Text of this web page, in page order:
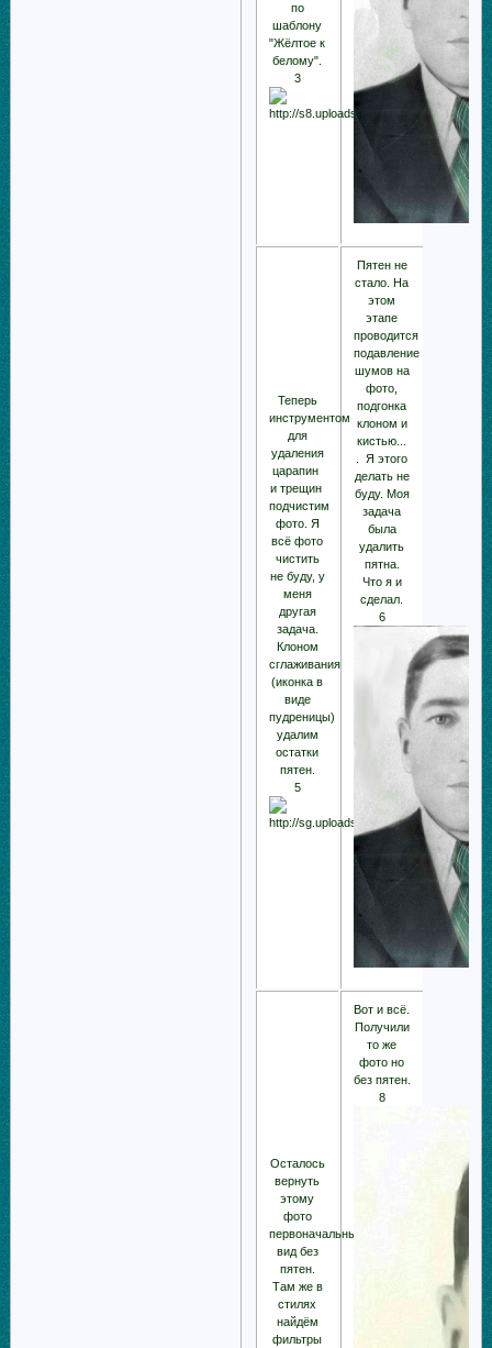
по
шаблону
"Жёлтое к
белому".
3
Теперь
инструментом
для
удаления
царапин
и трещин
подчистим
фото. Я
всё фото
чистить
не буду, у
меня
другая
задача.
Клоном
сглаживания
(иконка в
виде
пудреницы)
удалим
остатки
пятен.
5
Пятен не
стало. На
этом
этапе
проводится
подавление
шумов на
фото,
подгонка
клоном и
кистью...
. Я этого
делать не
буду. Моя
задача
была
удалить
пятна.
Что я и
сделал.
6
Осталось
вернуть
этому
фото
первоначальный
вид без
пятен.
Там же в
стилях
найдём
фильтры
Вот и всё.
Получили
то же
фото но
без пятен.
8